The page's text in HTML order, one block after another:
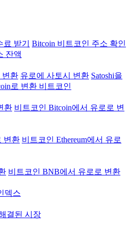
받기
Bitcoin 비트코인 주소 확인
잔액
변환 유로에 사토시 변환 Satoshi을
로 변환 비트코인
환 비트코인 Bitcoin에서 유로로 변
변환 비트코인 Ethereum에서 유로
비트코인 BNB에서 유로로 변환
덱스
결된 시장